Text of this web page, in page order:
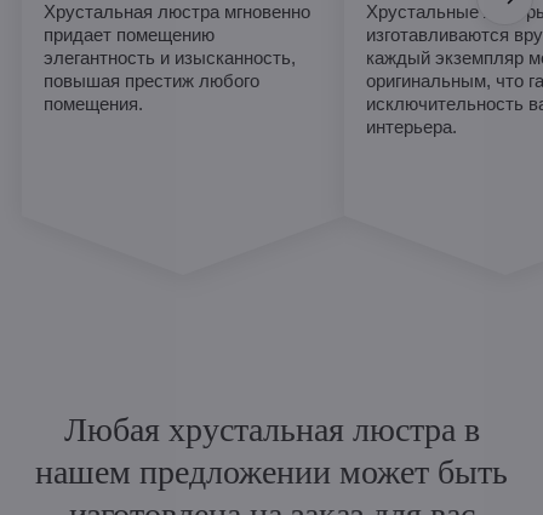
Хрустальная люстра мгновенно
придает помещению
элегантность и изысканность,
повышая престиж любого
помещения.
Хрустальные
изготавливаются
каждый экземпляр
оригинальным, что
исключительность
интерьера.
Любая хрустальная люстра в
нашем предложении может быть